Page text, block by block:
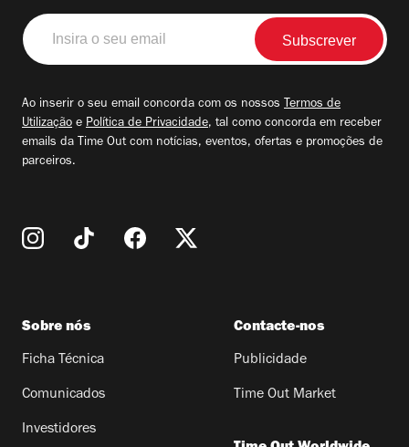
Insira
o
seu
Ao inserir o seu email concorda com os nossos Termos de
Utilização e Política de Privacidade, tal como concorda em receber
emails da Time Out com notícias, eventos, ofertas e promoções de
parceiros.
Sobre nós
Ficha Técnica
Comunicados
Investidores
Contacte-nos
Publicidade
Time Out Market